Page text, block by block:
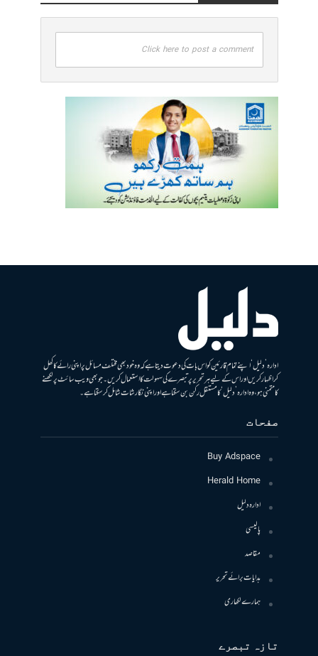
Click here to post a comment
ادارہ ’دلیل‘ اپنے تمام قارئین کو اس بات کی دعوت دیتا ہے کہ وہ خود بھی مختلف مسائل پر اپنی رائے کا کھل
کر اظہار کریں اور اس کے لیے ہر تحریر پر تبصرے کی سہولت کا استعمال کریں۔ جو بھی ویب سائٹ پر لکھنے
کا متمنی ہو، وہ ادارہ ’دلیل‘ کا مستقل رکن بن سکتا ہے اور اپنی نگارشات شامل کرسکتا ہے۔
صفحات
Buy Adspace
Herald Home
ادارہ دلیل
پالیسی
مقاصد
ہدایات برائے تحریر
ہمارے لکھاری
تازہ تبصرے